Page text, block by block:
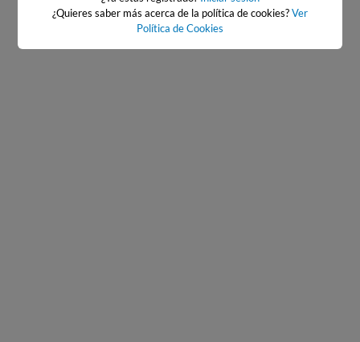
PLATO 0.0 m PLATO
¿Quieres saber más acerca de la política de cookies?Ver
Política de Cookies